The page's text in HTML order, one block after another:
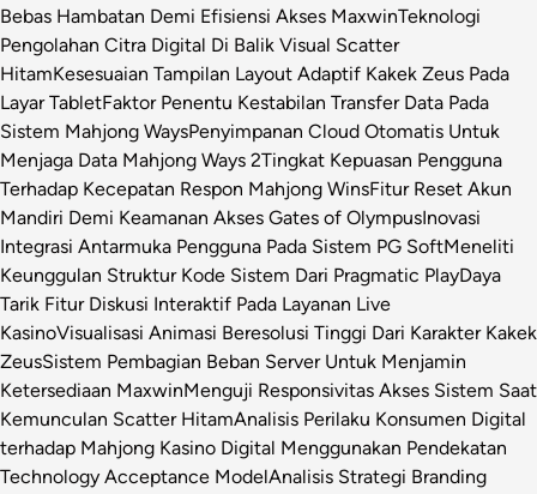
Bebas Hambatan Demi Efisiensi Akses MaxwinTeknologi
Pengolahan Citra Digital Di Balik Visual Scatter
HitamKesesuaian Tampilan Layout Adaptif Kakek Zeus Pada
Layar TabletFaktor Penentu Kestabilan Transfer Data Pada
Sistem Mahjong WaysPenyimpanan Cloud Otomatis Untuk
Menjaga Data Mahjong Ways 2Tingkat Kepuasan Pengguna
Terhadap Kecepatan Respon Mahjong WinsFitur Reset Akun
Mandiri Demi Keamanan Akses Gates of OlympusInovasi
Integrasi Antarmuka Pengguna Pada Sistem PG SoftMeneliti
Keunggulan Struktur Kode Sistem Dari Pragmatic PlayDaya
Tarik Fitur Diskusi Interaktif Pada Layanan Live
KasinoVisualisasi Animasi Beresolusi Tinggi Dari Karakter Kakek
ZeusSistem Pembagian Beban Server Untuk Menjamin
Ketersediaan MaxwinMenguji Responsivitas Akses Sistem Saat
Kemunculan Scatter HitamAnalisis Perilaku Konsumen Digital
terhadap Mahjong Kasino Digital Menggunakan Pendekatan
Technology Acceptance ModelAnalisis Strategi Branding